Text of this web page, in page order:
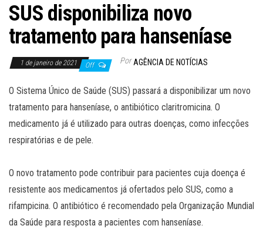
SUS disponibiliza novo
tratamento para hanseníase
1 de janeiro de 2021 Off Por AGÊNCIA DE NOTÍCIAS
O Sistema Único de Saúde (SUS) passará a disponibilizar um novo
tratamento para hanseníase, o antibiótico claritromicina. O
medicamento já é utilizado para outras doenças, como infecções
respiratórias e de pele.
O novo tratamento pode contribuir para pacientes cuja doença é
resistente aos medicamentos já ofertados pelo SUS, como a
rifampicina. O antibiótico é recomendado pela Organização Mundial
da Saúde para resposta a pacientes com hanseníase.